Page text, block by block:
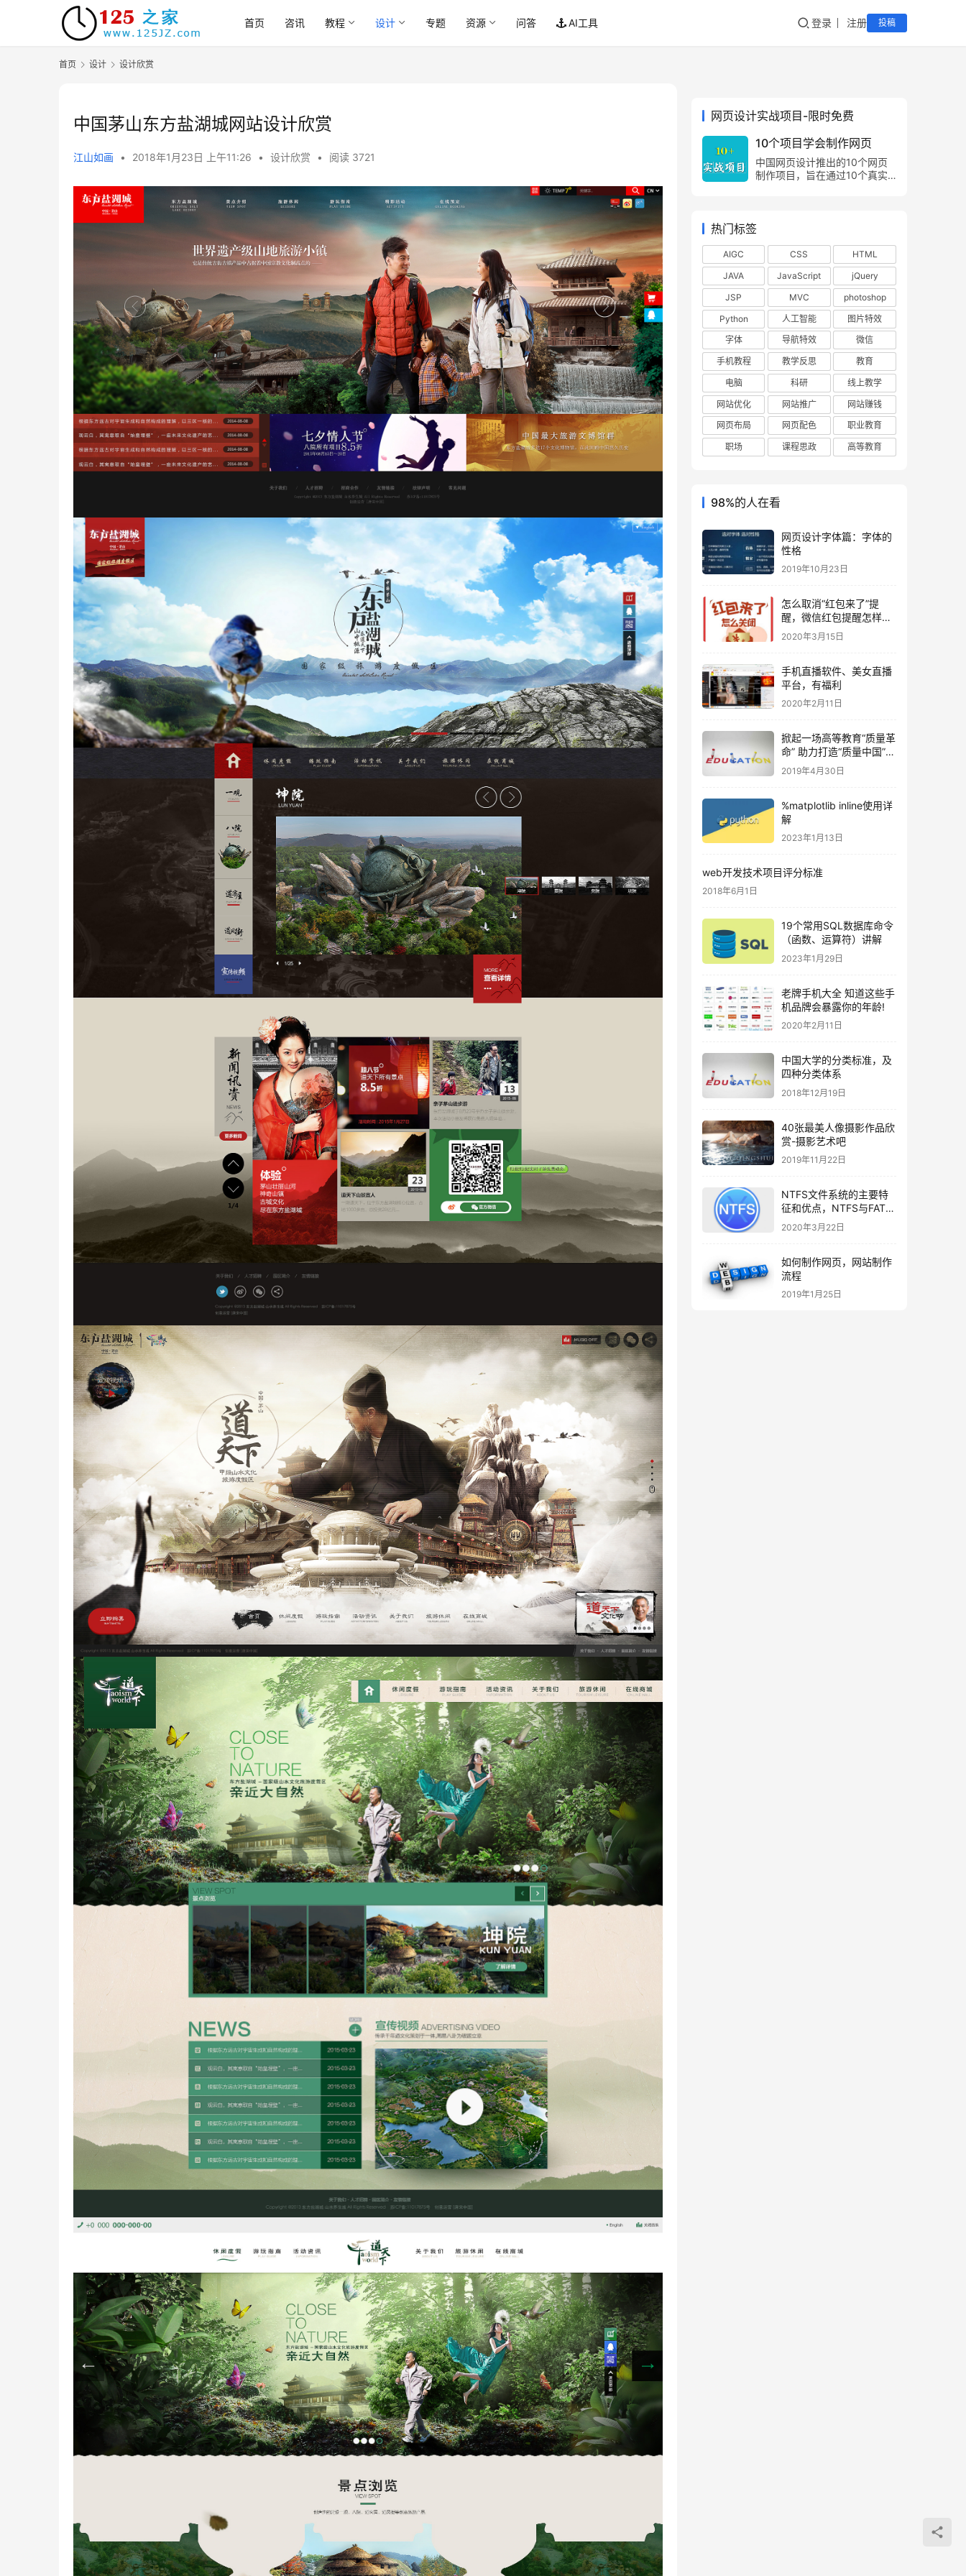
首页 咨讯 教程 设计 专题 资源 问答 AI工具 登录 注册 投稿
首页 设计 设计欣赏
中国茅山东方盐湖城网站设计欣赏
江山如画 • 2018年1月23日 上午11:26 • 设计欣赏 • 阅读 3721
网页设计实战项目-限时免费
10个项目学会制作网页
中国网页设计推出的10个网页
制作项目，旨在通过10个真实
热门标签
AIGC CSS
HTML
JAVA
JavaScript
jQuery
JSP
MVC
photoshop
Python
人工智能
图片特效
字体
导航特效
微信
手机教程
教学反思
教育
电脑
科研
线上教学
网站优化
网站推广
网站赚钱
网页布局
网页配色
职业教育
职场
课程思政 高等教育
98%的人在看
网页设计字体篇：字体的
性格
2019年10月23日
怎么取消“红包来了”提
醒，微信红包提醒怎样关
闭？
2020年3月15日
手机直播软件、美女直播
平台，有福利
2020年2月11日
掀起一场高等教育“质量革
命” 助力打造“质量中国”-
在“六卓越一拔尖”计划
2.0 启动大会上的讲话
2019年4月30日
%matplotlib inline使用详
解
2023年1月13日
web开发技术项目评分标准
2018年6月1日
19个常用SQL数据库命令
（函数、运算符）讲解
2023年1月29日
老牌手机大全 知道这些手
机品牌会暴露你的年龄!
2020年2月11日
中国大学的分类标准，及
四种分类体系
2018年12月19日
40张最美人像摄影作品欣
赏-摄影艺术吧
2019年11月22日
NTFS文件系统的主要特
征和优点，NTFS与FAT比
较哪个好？
2020年3月22日
如何制作网页，网站制作
流程
2019年1月25日